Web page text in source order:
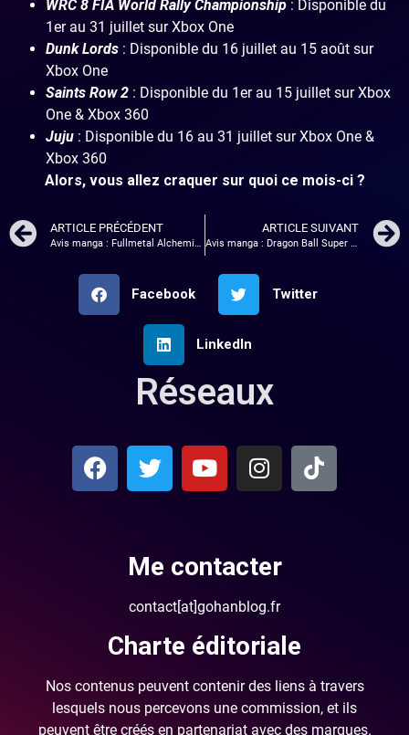
WRC 8 FIA World Rally Championship : Disponible du
1er au 31 juillet sur Xbox One
Dunk Lords : Disponible du 16 juillet au 15 août sur
Xbox One
Saints Row 2 : Disponible du 1er au 15 juillet sur Xbox
One & Xbox 360
Juju : Disponible du 16 au 31 juillet sur Xbox One &
Xbox 360
Alors, vous allez craquer sur quoi ce mois-ci ?
ARTICLE PRÉCÉDENT
Avis manga : Fullmetal Alchemist Perfect edition – Tome 1
ARTICLE SUIVANT
Avis manga : Dragon Ball Super (tome 11)
Facebook Twitter
LinkedIn
Réseaux
Me contacter
contact[at]gohanblog.fr
Charte éditoriale
Nos contenus peuvent contenir des liens à travers
lesquels nous percevons une commission, et ils
peuvent être créés en partenariat avec des marques.